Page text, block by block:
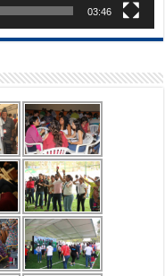
03:46